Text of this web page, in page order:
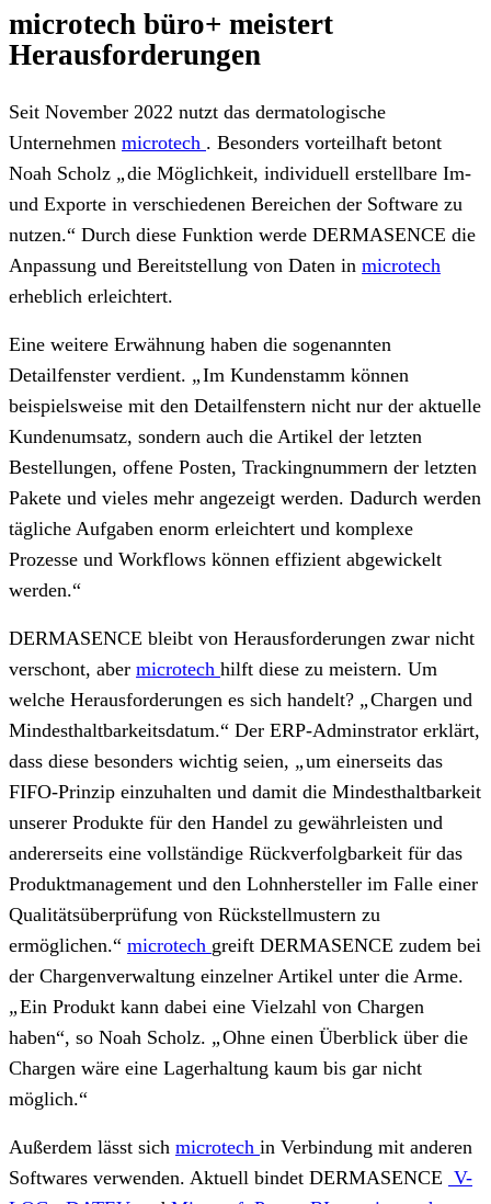
microtech büro+ meistert
Herausforderungen
Seit November 2022 nutzt das dermatologische
Unternehmen microtech . Besonders vorteilhaft betont
Noah Scholz „die Möglichkeit, individuell erstellbare Im-
und Exporte in verschiedenen Bereichen der Software zu
nutzen.“ Durch diese Funktion werde DERMASENCE die
Anpassung und Bereitstellung von Daten in microtech
erheblich erleichtert.
Eine weitere Erwähnung haben die sogenannten
Detailfenster verdient. „Im Kundenstamm können
beispielsweise mit den Detailfenstern nicht nur der aktuelle
Kundenumsatz, sondern auch die Artikel der letzten
Bestellungen, offene Posten, Trackingnummern der letzten
Pakete und vieles mehr angezeigt werden. Dadurch werden
tägliche Aufgaben enorm erleichtert und komplexe
Prozesse und Workflows können effizient abgewickelt
werden.“
DERMASENCE bleibt von Herausforderungen zwar nicht
verschont, aber microtech hilft diese zu meistern. Um
welche Herausforderungen es sich handelt? „Chargen und
Mindesthaltbarkeitsdatum.“ Der ERP-Adminstrator erklärt,
dass diese besonders wichtig seien, „um einerseits das
FIFO-Prinzip einzuhalten und damit die Mindesthaltbarkeit
unserer Produkte für den Handel zu gewährleisten und
andererseits eine vollständige Rückverfolgbarkeit für das
Produktmanagement und den Lohnhersteller im Falle einer
Qualitätsüberprüfung von Rückstellmustern zu
ermöglichen.“ microtech greift DERMASENCE zudem bei
der Chargenverwaltung einzelner Artikel unter die Arme.
„Ein Produkt kann dabei eine Vielzahl von Chargen
haben“, so Noah Scholz. „Ohne einen Überblick über die
Chargen wäre eine Lagerhaltung kaum bis gar nicht
möglich.“
Außerdem lässt sich microtech in Verbindung mit anderen
Softwares verwenden. Aktuell bindet DERMASENCE V-